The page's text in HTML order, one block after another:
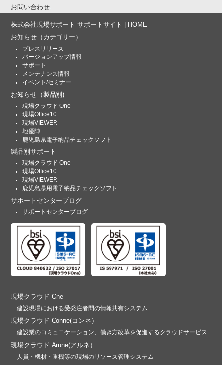
お問い合わせ
株式会社現場サポート サポートサイト | HOME
お知らせ （カテゴリー）
プレスリリース
バージョンアップ情報
サポート
メンテナンス情報
イベント/セミナー
お知らせ （製品別)
現場クラウド One
現場Office10
現場VIEWER
地優陣
鹿児島県電子納品チェックソフト
製品別サポート
現場クラウド One
現場Office10
現場VIEWER
鹿児島県用電子納品チェックソフト
サポートセンターブログ
サポートセンターブログ
現場クラウド One
建設現場における受発注者間の情報共有システム
現場クラウド Conne(コンネ）
建設業のコミュニケーション、働き方改革を促進するクラウドサービス
現場クラウド Arune(アルネ）
人員・機材・重機等の現場のリソース管理システム